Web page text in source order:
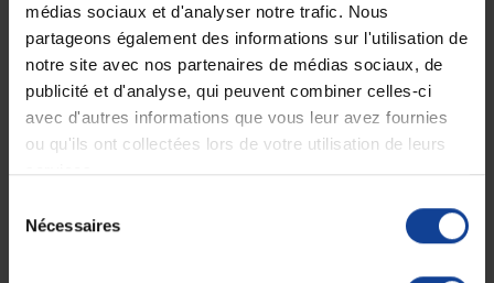
médias sociaux et d'analyser notre trafic. Nous
partageons également des informations sur l'utilisation de
notre site avec nos partenaires de médias sociaux, de
publicité et d'analyse, qui peuvent combiner celles-ci
avec d'autres informations que vous leur avez fournies
ou qu'ils ont collectées lors de votre utilisation de leurs
services.
Nécessaires
Pour les aidants, les grenouillères Benefactor apportent les
bénéfices suivants :
Les soins peuvent être donnés sans déshabiller totalement le
patient
Le patient n'a pas besoin d'effectuer de grands mouvements
Limite les risques qu'un patient enlève ses protections contre
Gain de temps à l'habillage
Ces grenouillères sont créées et designées à Toulouse par unePME
datant de 1905
. La qualité des tissus utilisés ainsi que la longévité de